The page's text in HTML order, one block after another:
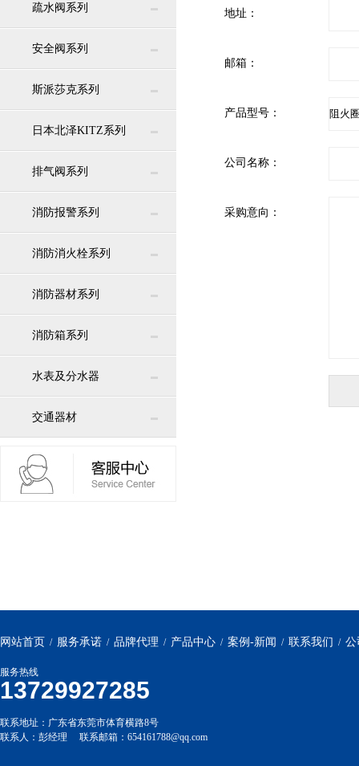
疏水阀系列
安全阀系列
斯派莎克系列
日本北泽KITZ系列
排气阀系列
消防报警系列
消防消火栓系列
消防器材系列
消防箱系列
水表及分水器
交通器材
地址：
邮箱：
产品型号：
公司名称：
采购意向：
网站首页 / 服务承诺 / 品牌代理 / 产品中心 / 案例-新闻 / 联系我们 / 公
服务热线
13729927285
联系地址：广东省东莞市体育横路8号
联系人：彭经理 联系邮箱：654161788@qq.com